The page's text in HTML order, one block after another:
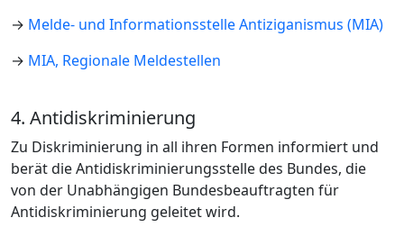
→ Melde- und Informationsstelle Antiziganismus (MIA)
→ MIA, Regionale Meldestellen
4. Antidiskriminierung
Zu Diskriminierung in all ihren Formen informiert und
berät die Antidiskriminierungsstelle des Bundes, die
von der Unabhängigen Bundesbeauftragten für
Antidiskriminierung geleitet wird.